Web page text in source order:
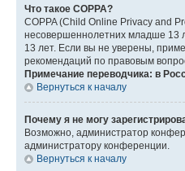
Что такое COPPA?
COPPA (Child Online Privacy and
несовершеннолетних младше 13
13 лет. Если вы не уверены,
рекомендаций по правовым
Примечание переводчика: в
Вернуться к началу
Почему я не могу
Возможно, администратор
администратору конференции.
Вернуться к началу